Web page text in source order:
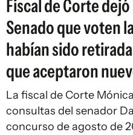
Fiscal de Corte
Senado que voten
habían sido
que aceptaron
La fiscal de Corte
consultas del senador
concurso de agosto de